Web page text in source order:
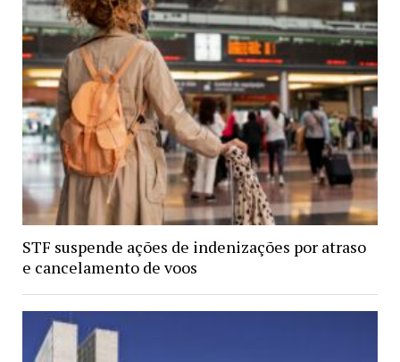
STF suspende ações de indenizações por atraso
e cancelamento de voos